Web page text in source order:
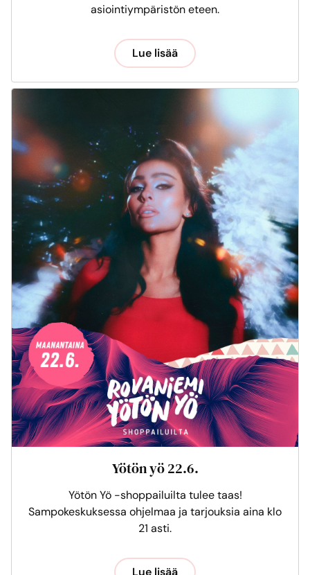
asiointiympäristön eteen.
Lue lisää
Yötön yö 22.6.
Yötön Yö -shoppailuilta tulee taas!
Sampokeskuksessa ohjelmaa ja tarjouksia aina klo
21 asti.